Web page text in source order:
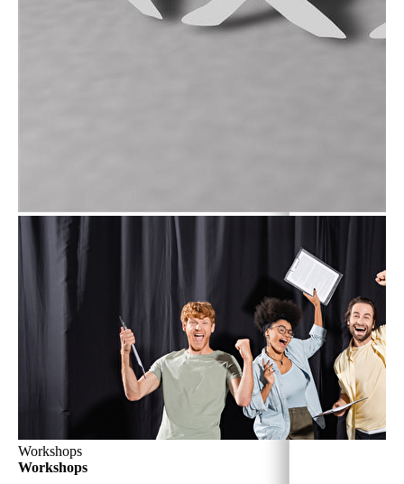
Workshops
Workshops